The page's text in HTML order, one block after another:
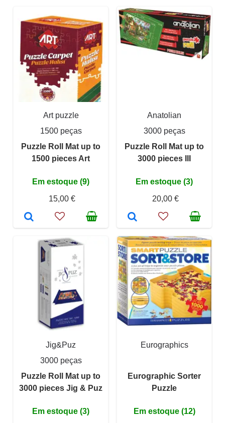
Art puzzle
1500 peças
Puzzle Roll Mat up to
1500 pieces Art
Em estoque (9)
15,00 €
Anatolian
3000 peças
Puzzle Roll Mat up to
3000 pieces III
Em estoque (3)
20,00 €
Jig&Puz
3000 peças
Puzzle Roll Mat up to
3000 pieces Jig & Puz
Em estoque (3)
Eurographics
Eurographic Sorter
Puzzle
Em estoque (12)